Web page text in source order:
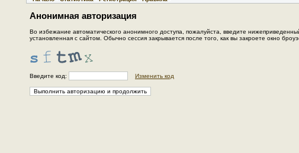
Анонимная авторизация
Во избежание автоматического анонимного доступа, пожалуйста, введите
установленная с сайтом. Обычно сессия закрывается после того, как вы закроете окно
Введите код: Изменить код